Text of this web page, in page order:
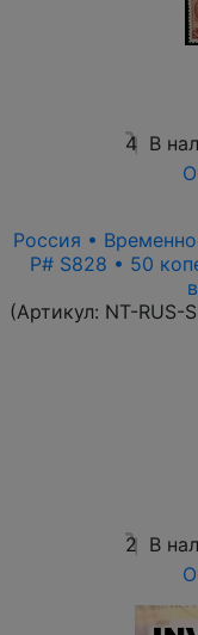
4 В
Россия •
P# S828 • 50
(Артикул: NT-RUS-
2 В